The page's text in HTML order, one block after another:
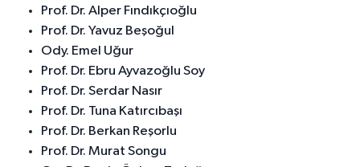
Prof. Dr. Alper Fındıkçıoğlu
Prof. Dr. Yavuz Beşoğul
Ody. Emel Uğur
Prof. Dr. Ebru Ayvazoğlu Soy
Prof. Dr. Serdar Nasır
Prof. Dr. Tuna Katırcıbaşı
Prof. Dr. Berkan Reşorlu
Prof. Dr. Murat Songu